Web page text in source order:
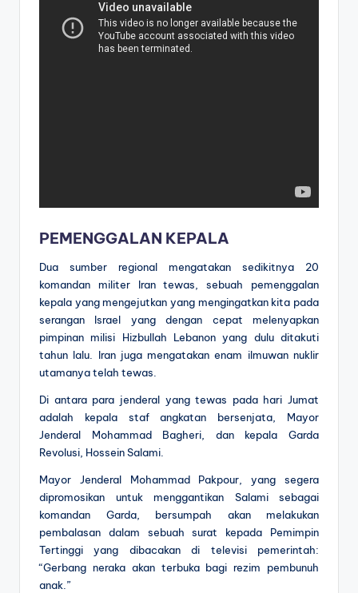
PEMENGGALAN KEPALA
Dua sumber regional mengatakan sedikitnya 20
komandan militer Iran tewas, sebuah pemenggalan
kepala yang mengejutkan yang mengingatkan kita pada
serangan Israel yang dengan cepat melenyapkan
pimpinan milisi Hizbullah Lebanon yang dulu ditakuti
tahun lalu. Iran juga mengatakan enam ilmuwan nuklir
utamanya telah tewas.
Di antara para jenderal yang tewas pada hari Jumat
adalah kepala staf angkatan bersenjata, Mayor
Jenderal Mohammad Bagheri, dan kepala Garda
Revolusi, Hossein Salami.
Mayor Jenderal Mohammad Pakpour, yang segera
dipromosikan untuk menggantikan Salami sebagai
komandan Garda, bersumpah akan melakukan
pembalasan dalam sebuah surat kepada Pemimpin
Tertinggi yang dibacakan di televisi pemerintah:
“Gerbang neraka akan terbuka bagi rezim pembunuh
anak.”